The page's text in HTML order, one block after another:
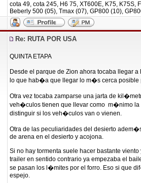
cota 49, cota 245, H6 75, XT600E, K75, K75S,
Beberly 500 (05), Tmax (07), GP800 (10),
Re: RUTA POR USA
QUINTA ETAPA
Desde el parque de Zion ahora tocaba llegar
lo que hab�a que llegar lo m�s cerca
Otra vez tocaba zamparse una jarta de
veh�culos tienen que llevar como m�nimo la
distinguir si los veh�culos van o vienen.
Otra de las peculiaridades del desierto
de arena en el desierto y acojona.
Si no hay tormenta suele hacer bastante
trailer en sentido contrario ya empezaba el
se pasan los l�mites por el forro. Eso si que
espejo.